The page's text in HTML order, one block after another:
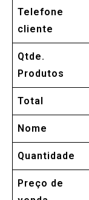
Telefone
cliente
Qtde.
Produtos
Total
Nome
Quantidade
Preço de